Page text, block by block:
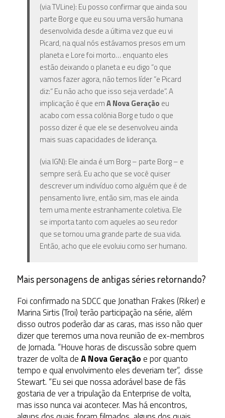
(via TVLine): Eu posso confirmar que ainda sou
parte Borg e que eu sou uma versão humana
desenvolvida desde a última vez que eu vi
Picard, na qual nós estávamos presos em um
planeta e Lore foi morto… enquanto eles
estão deixando o planeta e eu digo “o que
vamos fazer agora, não temos líder ”e Picard
diz:“ Eu não acho que isso seja verdade”. A
implicação é que emA Nova Geração eu
acabo com essa colônia Borg e tudo o que
posso dizer é que ele se desenvolveu ainda
mais suas capacidades de liderança.
(via IGN): Ele ainda é um Borg – parte Borg – e
sempre será. Eu acho que se você quiser
descrever um indivíduo como alguém que é de
pensamento livre, então sim, mas ele ainda
tem uma mente estranhamente coletiva. Ele
se importa tanto com aqueles ao seu redor
que se tornou uma grande parte de sua vida.
Então, acho que ele evoluiu como ser humano.
Mais personagens de antigas séries retornando?
Foi confirmado na SDCC que Jonathan Frakes (Riker) e
Marina Sirtis (Troi) terão participação na série, além
disso outros poderão dar as caras, mas isso não quer
dizer que teremos uma nova reunião de ex-membros
de Jornada. “Houve horas de discussão sobre quem
trazer de volta deA Nova Geraçãoe por quanto
tempo e qual envolvimento eles deveriam ter”, disse
Stewart. “Eu sei que nossa adorável base de fãs
gostaria de ver a tripulação da Enterprise de volta,
mas isso nunca vai acontecer. Mas há encontros,